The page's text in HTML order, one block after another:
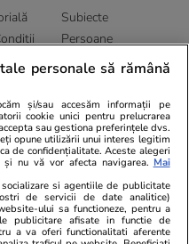
Subiecte
Persoane
Sitemap
Locuri de muncă
Imobiliare.ro
Jobradar24
Imoradar24
personale să rămână
și/sau accesăm informații pe
cookie unici pentru prelucrarea
sau gestiona preferințele dvs.
opune utilizării unui interes legitim
de confidențialitate. Aceste alegeri
nu vă vor afecta navigarea. Mai
si agentiile de publicitate
de servicii de date analitice)
ului sa functioneze, pentru a
publicitare afisate in functie de
a va oferi functionalitati aferente